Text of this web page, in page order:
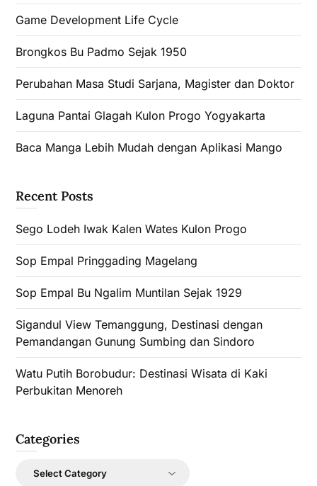
Game Development Life Cycle
Brongkos Bu Padmo Sejak 1950
Perubahan Masa Studi Sarjana, Magister dan Doktor
Laguna Pantai Glagah Kulon Progo Yogyakarta
Baca Manga Lebih Mudah dengan Aplikasi Mango
Recent Posts
Sego Lodeh Iwak Kalen Wates Kulon Progo
Sop Empal Pringgading Magelang
Sop Empal Bu Ngalim Muntilan Sejak 1929
Sigandul View Temanggung, Destinasi dengan
Pemandangan Gunung Sumbing dan Sindoro
Watu Putih Borobudur: Destinasi Wisata di Kaki
Perbukitan Menoreh
Categories
Categories